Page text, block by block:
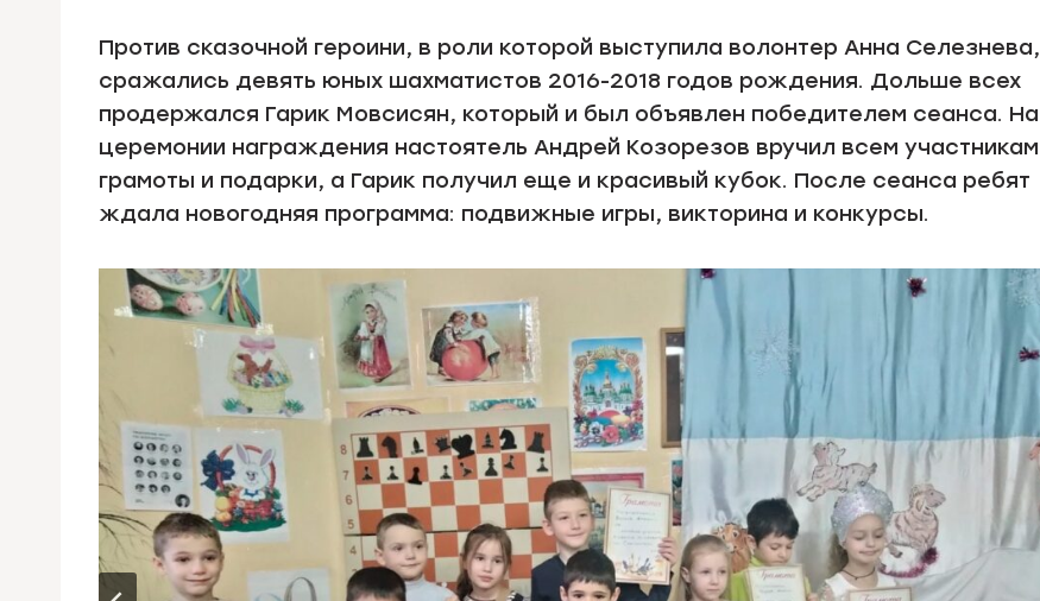
Против сказочной героини, в роли которой выступила волонтер Анна Селезнева,
сражались девять юных шахматистов 2016-2018 годов рождения. Дольше всех
продержался Гарик Мовсисян, который и был объявлен победителем сеанса. На
церемонии награждения настоятель Андрей Козорезов вручил всем участникам
грамоты и подарки, а Гарик получил еще и красивый кубок. После сеанса ребят
ждала новогодняя программа: подвижные игры, викторина и конкурсы.